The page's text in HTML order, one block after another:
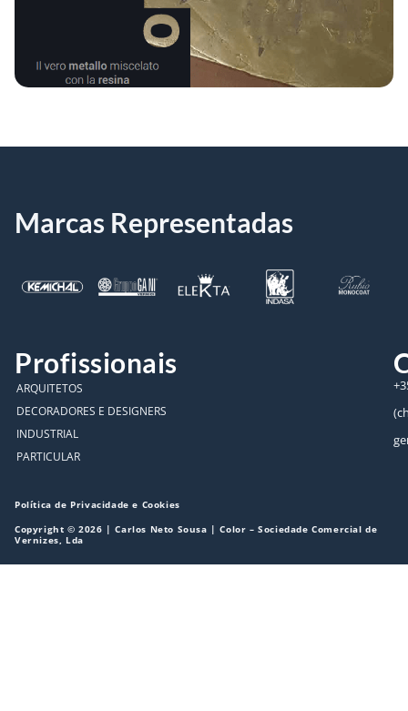
Marcas Representadas
Profissionais
ARQUITETOS
DECORADORES E DESIGNERS
INDUSTRIAL
PARTICULAR
Política de Privacidade e Cookies
Copyright © 2026 | Carlos Neto Sousa | Color – Sociedade Comercial de
Vernizes, Lda